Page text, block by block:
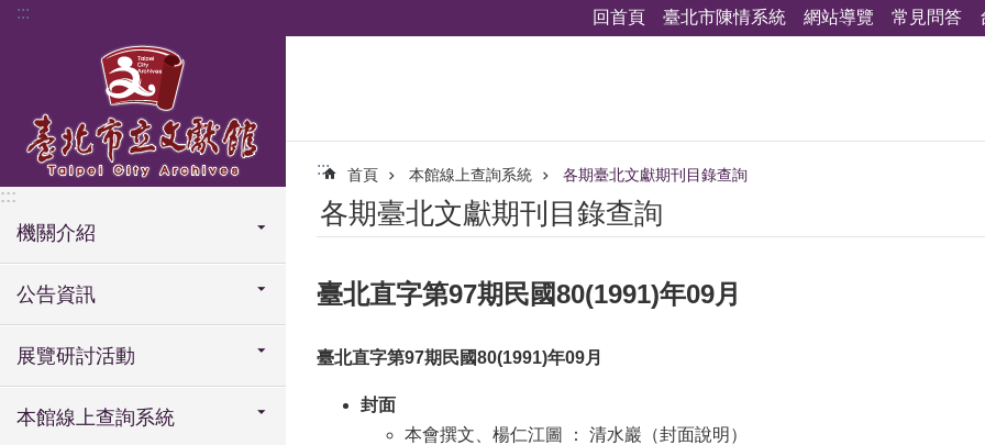
跳到主要內容區塊
::: 回首頁 臺北市陳情系統 網站導覽 常見問答
:::
機關介紹
公告資訊
展覽研討活動
本館線上查詢系統
::: 首頁 本館線上查詢系統 各期臺北文獻期刊目錄查詢
各期臺北文獻期刊目錄查詢
臺北直字第97期民國80(1991)年09月
臺北直字第97期民國80(1991)年09月
封面
本會撰文、楊仁江圖 ： 清水巖（封面說明）